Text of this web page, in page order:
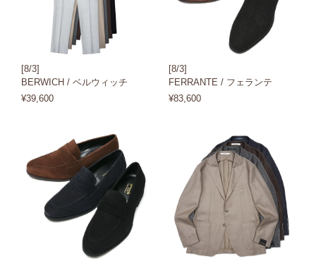
[8/3]
BERWICH / ベルウィッチ
¥39,600
[8/3]
FERRANTE / フェランテ
¥83,600